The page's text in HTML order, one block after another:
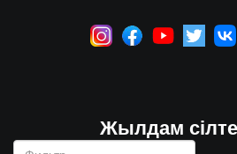
Жылдам